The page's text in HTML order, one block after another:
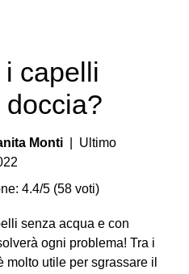
capelli
doccia?
Monti | Ultimo
4.4/5 (58 voti)
senza acqua e con
ogni problema! Tra i
utile per sgrassare il